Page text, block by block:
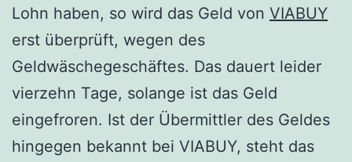
Lohn haben, so wird das Geld von VIABUY
erst überprüft, wegen des
Geldwäschegeschäftes. Das dauert leider
vierzehn Tage, solange ist das Geld
eingefroren. Ist der Übermittler des Geldes
hingegen bekannt bei VIABUY, steht das